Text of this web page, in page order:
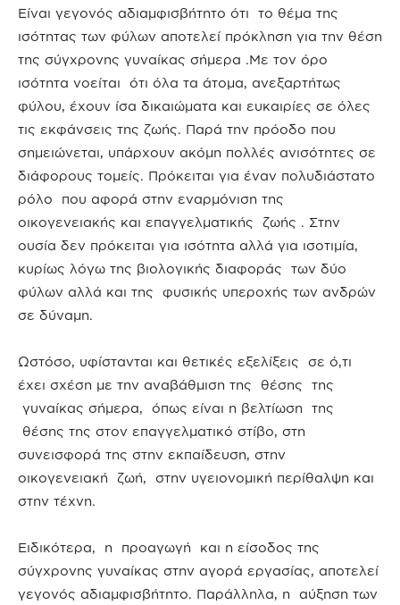
Είναι γεγονός αδιαμφισβήτητο ότι το θέμα της
ισότητας των φύλων αποτελεί πρόκληση για την θέση
της σύγχρονης γυναίκας σήμερα .Με τον όρο
ισότητα νοείται ότι όλα τα άτομα, ανεξαρτήτως
φύλου, έχουν ίσα δικαιώματα και ευκαιρίες σε όλες
τις εκφάνσεις της ζωής. Παρά την πρόοδο που
σημειώνεται, υπάρχουν ακόμη πολλές ανισότητες σε
διάφορους τομείς. Πρόκειται για έναν πολυδιάστατο
ρόλο που αφορά στην εναρμόνιση της
οικογενειακής και επαγγελματικής ζωής . Στην
ουσία δεν πρόκειται για ισότητα αλλά για ισοτιμία,
κυρίως λόγω της βιολογικής διαφοράς των δύο
φύλων αλλά και της φυσικής υπεροχής των ανδρών
σε δύναμη.
Ωστόσο, υφίστανται και θετικές εξελίξεις σε ό,τι
έχει σχέση με την αναβάθμιση της θέσης της
γυναίκας σήμερα, όπως είναι η βελτίωση της
θέσης της στον επαγγελματικό στίβο, στη
συνεισφορά της στην εκπαίδευση, στην
οικογενειακή ζωή, στην υγειονομική περίθαλψη και
στην τέχνη.
Ειδικότερα, η προαγωγή και η είσοδος της
σύγχρονης γυναίκας στην αγορά εργασίας, αποτελεί
γεγονός αδιαμφισβήτητο. Παράλληλα, η αύξηση των